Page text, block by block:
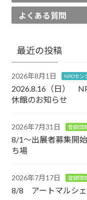
よくある質問
最近の投稿
2026年8月1日 NPOセン
2026.8.16（日）
休館のお知らせ
2026年7月31日 登録団
8/1～出展者募集
ち場
2026年7月17日 登録団
8/8 アートマルシェ